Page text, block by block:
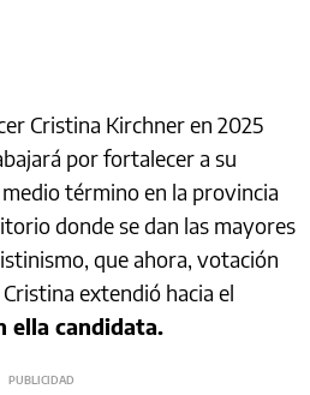
Cristina Kirchner en 2025
por fortalecer a su
término en la provincia
donde se dan las mayores
que ahora, votación
extendió hacia el
ella candidata.